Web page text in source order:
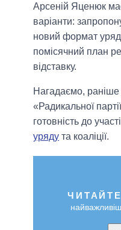
Арсеній Яценюк
варіанти:
новий формат
помісячний план
відставку.
Нагадаємо, раніше
«Радикальної
готовність до участі
уряду та коаліції.
ЧИТАЙТЕ